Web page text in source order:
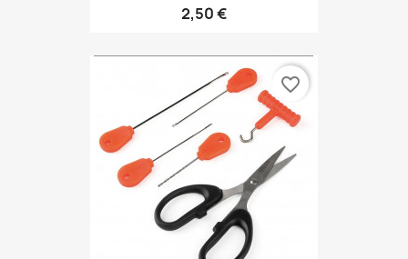
2,50 €
favorite_border